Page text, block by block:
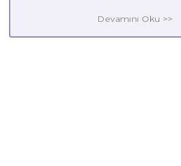
Devamını Oku >>